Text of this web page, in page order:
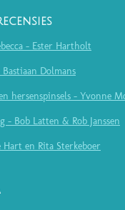
- Ester Hartholt
Dolmans
hersenspinsels - Yvonne
- Bob Latten & Rob Janssen
en Rita Sterkeboer